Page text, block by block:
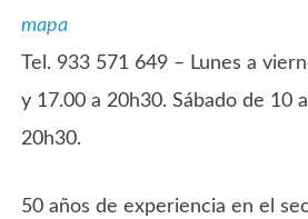
mapa
Tel. 933 571 649 – Lunes a
y 17.00 a 20h30. Sábado de 10
20h30.
50 años de experiencia en el